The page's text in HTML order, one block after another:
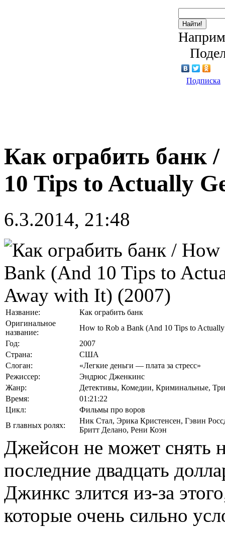
Найти!
Подписка
Как ограбить банк
10 Tips to Actually
6.3.2014, 21:48
Название:
Как ограбить банк
Оригинальное
название:
How to Rob a Bank (And 10 Tips to
Год:
2007
Страна:
США
Слоган:
«Легкие деньги — плата за стресс»
Режиссер:
Эндрюс Дженкинс
Жанр:
Детективы, Комедии, Криминальные,
Время:
01:21:22
Цикл:
Фильмы про воров
В главных ролях:
Ник Стал, Эрика Кристенсен, Гэвин
Бритт Делано, Рени Коэн
Джейсон не может снять
последние двадцать
Джинкс злится из-за
которые очень сильно